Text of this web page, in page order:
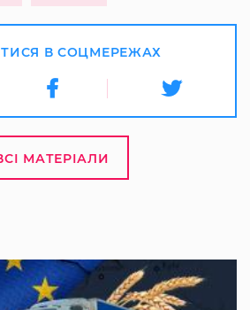
В СОЦМЕРЕЖАХ
МАТЕРІАЛИ